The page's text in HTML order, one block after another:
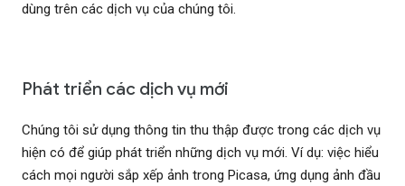
dùng trên các dịch vụ của chúng tôi.
Phát triển các dịch vụ mới
Chúng tôi sử dụng thông tin thu thập được trong các dịch vụ
hiện có để giúp phát triển những dịch vụ mới. Ví dụ: việc hiểu
cách mọi người sắp xếp ảnh trong Picasa, ứng dụng ảnh đầu